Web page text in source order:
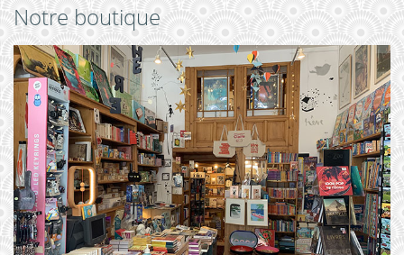
Notre boutique